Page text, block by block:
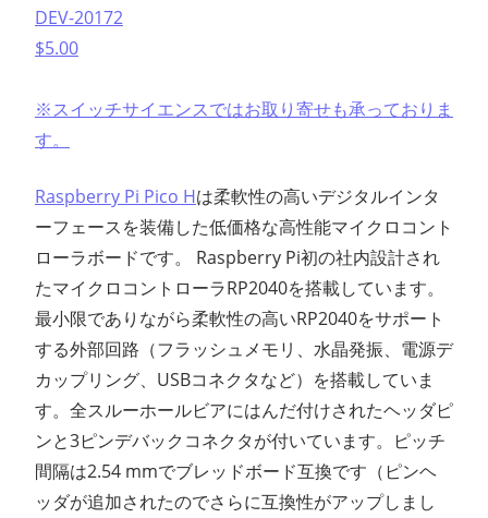
DEV-20172
$5.00
※スイッチサイエンスではお取り寄せも承っておりま
す。
Raspberry Pi Pico Hは柔軟性の高いデジタルインタ
ーフェースを装備した低価格な高性能マイクロコント
ローラボードです。 Raspberry Pi初の社内設計され
たマイクロコントローラRP2040を搭載しています。
最小限でありながら柔軟性の高いRP2040をサポート
する外部回路（フラッシュメモリ、水晶発振、電源デ
カップリング、USBコネクタなど）を搭載していま
す。全スルーホールビアにはんだ付けされたヘッダピ
ンと3ピンデバックコネクタが付いています。ピッチ
間隔は2.54 mmでブレッドボード互換です（ピンヘ
ッダが追加されたのでさらに互換性がアップしまし